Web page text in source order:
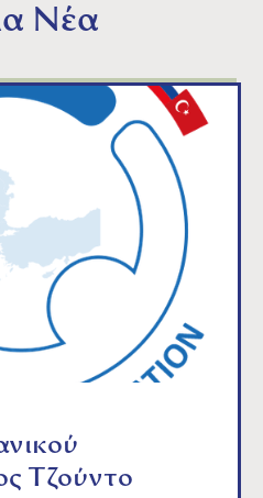
Νέα
Τζούντο